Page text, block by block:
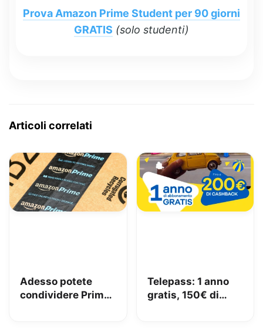
Prova Amazon Prime Student per 90 giorni
GRATIS (solo studenti)
Articoli correlati
Adesso potete
condividere Prime
Telepass: 1 anno
gratis, 150€ di